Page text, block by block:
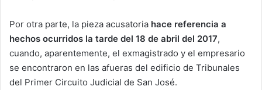
Por otra parte, la pieza acusatoria hace referencia a
hechos ocurridos la tarde del 18 de abril del 2017,
cuando, aparentemente, el exmagistrado y el empresario
se encontraron en las afueras del edificio de Tribunales
del Primer Circuito Judicial de San José.